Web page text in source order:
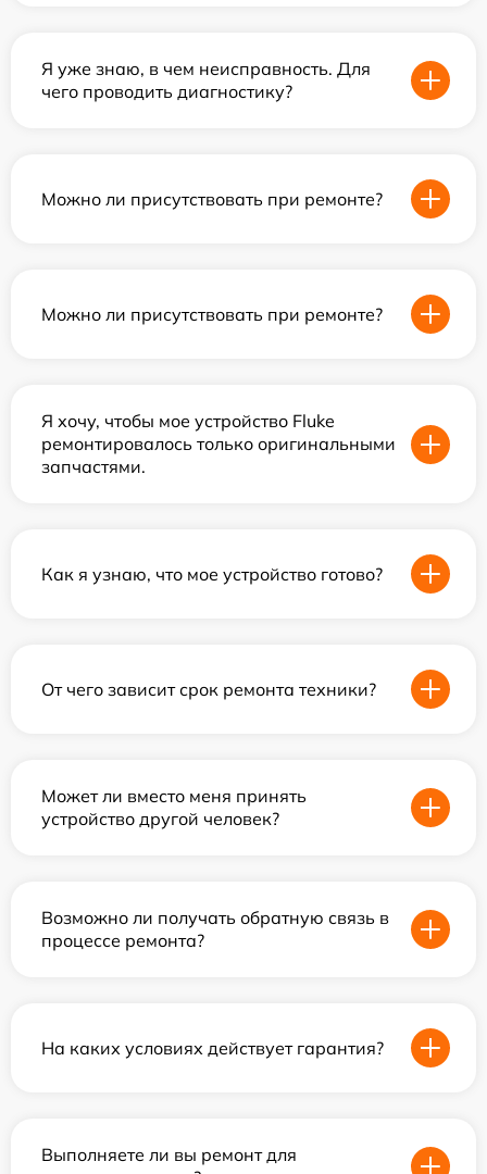
Я уже знаю, в чем неисправность. Для
чего проводить диагностику?
Можно ли присутствовать при ремонте?
Можно ли присутствовать при ремонте?
Я хочу, чтобы мое устройство Fluke
ремонтировалось только оригинальными
запчастями.
Как я узнаю, что мое устройство готово?
От чего зависит срок ремонта техники?
Может ли вместо меня принять
устройство другой человек?
Возможно ли получать обратную связь в
процессе ремонта?
На каких условиях действует гарантия?
Выполняете ли вы ремонт для